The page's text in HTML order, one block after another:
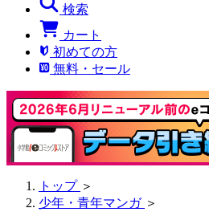
検索
カート
初めての方
無料・セール
トップ ＞
少年・青年マンガ ＞